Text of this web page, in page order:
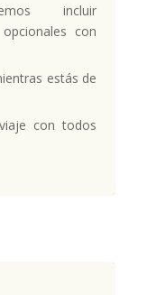
incluir
opcionales con
estás de
con todos